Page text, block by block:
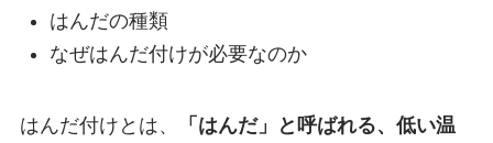
はんだの種類
なぜはんだ付けが必要なのか
はんだ付けとは、
「はんだ」と呼ばれる、低い温